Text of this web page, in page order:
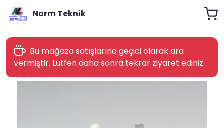
Norm Teknik
Bu mağaza satışlarına geçici olarak ara
vermiştir. Lütfen daha sonra tekrar ziyaret ediniz.